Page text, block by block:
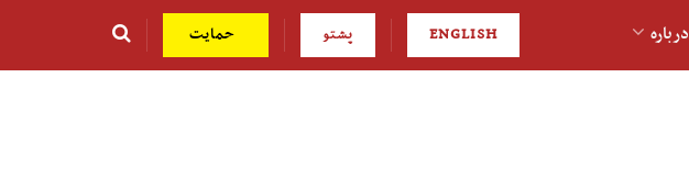
درباره ENGLISH پشتو حمایت